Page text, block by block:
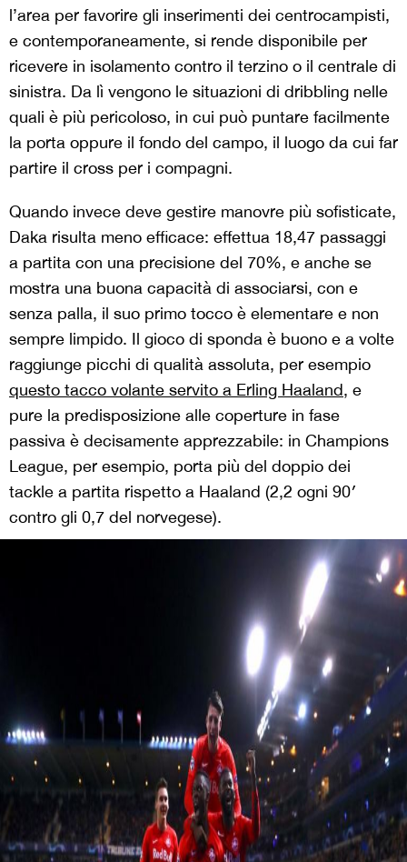
l’area per favorire gli inserimenti dei centrocampisti,
e contemporaneamente, si rende disponibile per
ricevere in isolamento contro il terzino o il centrale di
sinistra. Da lì vengono le situazioni di dribbling nelle
quali è più pericoloso, in cui può puntare facilmente
la porta oppure il fondo del campo, il luogo da cui far
partire il cross per i compagni.
Quando invece deve gestire manovre più sofisticate,
Daka risulta meno efficace: effettua 18,47 passaggi
a partita con una precisione del 70%, e anche se
mostra una buona capacità di associarsi, con e
senza palla, il suo primo tocco è elementare e non
sempre limpido. Il gioco di sponda è buono e a volte
raggiunge picchi di qualità assoluta, per esempio
questo tacco volante servito a Erling Haaland, e
pure la predisposizione alle coperture in fase
passiva è decisamente apprezzabile: in Champions
League, per esempio, porta più del doppio dei
tackle a partita rispetto a Haaland (2,2 ogni 90′
contro gli 0,7 del norvegese).